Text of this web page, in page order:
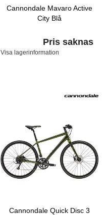
Cannondale Mavaro Active
City Blå
Pris saknas
Visa lagerinformation
Cannondale Quick Disc 3